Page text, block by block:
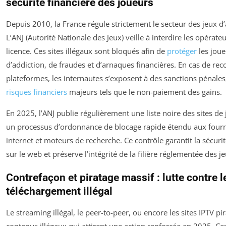
sécurité financière des joueurs
Depuis 2010, la France régule strictement le secteur des jeux
L’ANJ (Autorité Nationale des Jeux) veille à interdire les
licence. Ces sites illégaux sont bloqués afin de protéger les
d’addiction, de fraudes et d’arnaques financières. En cas de
plateformes, les internautes s’exposent à des sanctions
risques financiers majeurs tels que le non-paiement des gains.
En 2025, l’ANJ publie régulièrement une liste noire des sites
un processus d’ordonnance de blocage rapide étendu aux
internet et moteurs de recherche. Ce contrôle garantit la
sur le web et préserve l’intégrité de la filière réglementée des
Contrefaçon et piratage massif : lutte contre
téléchargement illégal
Le streaming illégal, le peer-to-peer, ou encore les sites IPTV